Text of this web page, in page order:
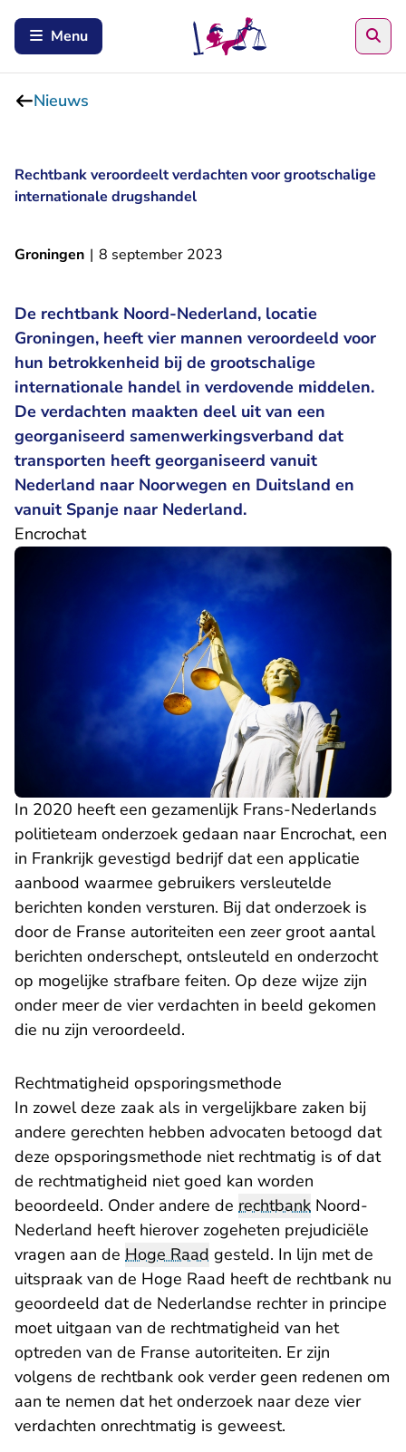
Menu
Nieuws
Rechtbank veroordeelt verdachten voor grootschalige
internationale drugshandel
Groningen | 8 september 2023
De rechtbank Noord-Nederland, locatie
Groningen, heeft vier mannen veroordeeld voor
hun betrokkenheid bij de grootschalige
internationale handel in verdovende middelen.
De verdachten maakten deel uit van een
georganiseerd samenwerkingsverband dat
transporten heeft georganiseerd vanuit
Nederland naar Noorwegen en Duitsland en
vanuit Spanje naar Nederland.
Encrochat
In 2020 heeft een gezamenlijk Frans-Nederlands
politieteam onderzoek gedaan naar Encrochat, een
in Frankrijk gevestigd bedrijf dat een applicatie
aanbood waarmee gebruikers versleutelde
berichten konden versturen. Bij dat onderzoek is
door de Franse autoriteiten een zeer groot aantal
berichten onderschept, ontsleuteld en onderzocht
op mogelijke strafbare feiten. Op deze wijze zijn
onder meer de vier verdachten in beeld gekomen
die nu zijn veroordeeld.
Rechtmatigheid opsporingsmethode
In zowel deze zaak als in vergelijkbare zaken bij
andere gerechten hebben advocaten betoogd dat
deze opsporingsmethode niet rechtmatig is of dat
de rechtmatigheid niet goed kan worden
beoordeeld. Onder andere de rechtbank Noord-
Nederland heeft hierover zogeheten prejudiciële
vragen aan de Hoge Raad gesteld. In lijn met de
uitspraak van de Hoge Raad heeft de rechtbank nu
geoordeeld dat de Nederlandse rechter in principe
moet uitgaan van de rechtmatigheid van het
optreden van de Franse autoriteiten. Er zijn
volgens de rechtbank ook verder geen redenen om
aan te nemen dat het onderzoek naar deze vier
verdachten onrechtmatig is geweest.